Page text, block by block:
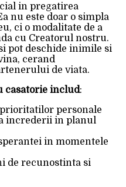
in pregatirea
nu este doar o simpla
ci o modalitate de a
cu Creatorul nostru.
pot deschide inimile si
cerand
de viata.
casatorie includ:
personale
increderii in planul
in momentele
de recunostinta si